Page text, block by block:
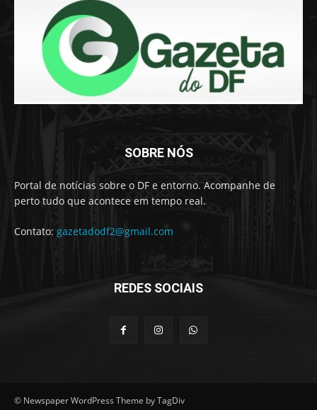
SOBRE NÓS
Portal de notícias sobre o DF e entorno. Acompanhe de
perto tudo que acontece em tempo real.
Contato: gazetadodf2@gmail.com
REDES SOCIAIS
© Newspaper WordPress Theme by TagDiv